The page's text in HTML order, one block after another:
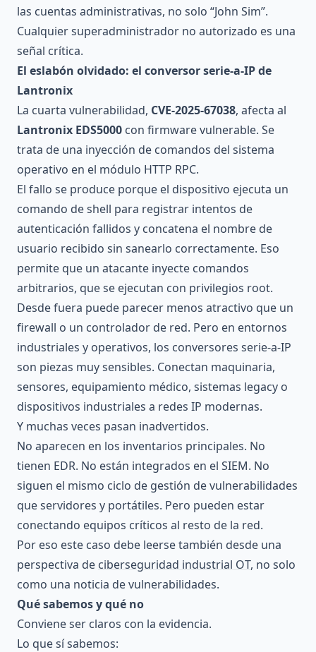
las cuentas administrativas, no solo “John Sim”.
Cualquier superadministrador no autorizado es una
señal crítica.
El eslabón olvidado: el conversor serie-a-IP de
Lantronix
La cuarta vulnerabilidad, CVE-2025-67038, afecta al
Lantronix EDS5000 con firmware vulnerable. Se
trata de una inyección de comandos del sistema
operativo en el módulo HTTP RPC.
El fallo se produce porque el dispositivo ejecuta un
comando de shell para registrar intentos de
autenticación fallidos y concatena el nombre de
usuario recibido sin sanearlo correctamente. Eso
permite que un atacante inyecte comandos
arbitrarios, que se ejecutan con privilegios root.
Desde fuera puede parecer menos atractivo que un
firewall o un controlador de red. Pero en entornos
industriales y operativos, los conversores serie-a-IP
son piezas muy sensibles. Conectan maquinaria,
sensores, equipamiento médico, sistemas legacy o
dispositivos industriales a redes IP modernas.
Y muchas veces pasan inadvertidos.
No aparecen en los inventarios principales. No
tienen EDR. No están integrados en el SIEM. No
siguen el mismo ciclo de gestión de vulnerabilidades
que servidores y portátiles. Pero pueden estar
conectando equipos críticos al resto de la red.
Por eso este caso debe leerse también desde una
perspectiva de ciberseguridad industrial OT, no solo
como una noticia de vulnerabilidades.
Qué sabemos y qué no
Conviene ser claros con la evidencia.
Lo que sí sabemos: